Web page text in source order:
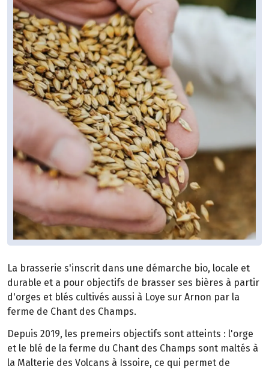
La brasserie s'inscrit dans une démarche bio, locale et
durable et a pour objectifs de brasser ses bières à partir
d'orges et blés cultivés aussi à Loye sur Arnon par la
ferme de Chant des Champs.
Depuis 2019, les premeirs objectifs sont atteints : l'orge
et le blé de la ferme du Chant des Champs sont maltés à
la Malterie des Volcans à Issoire, ce qui permet de